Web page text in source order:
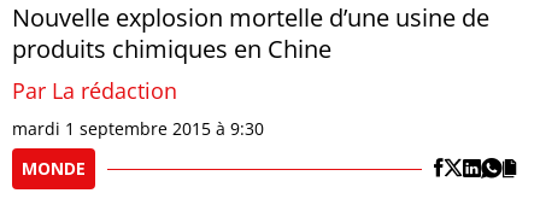
Nouvelle explosion mortelle d’une usine de
produits chimiques en Chine
Par La rédaction
mardi 1 septembre 2015 à 9:30
MONDE